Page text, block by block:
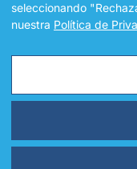
seleccionando
nuestra Política de